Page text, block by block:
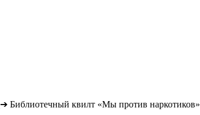
➔ Библиотечный квилт «Мы против наркотиков»